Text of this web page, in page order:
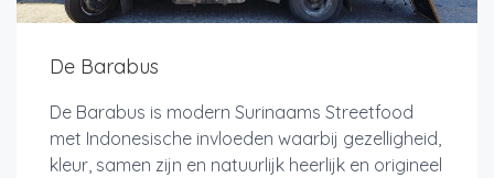
De Barabus
De Barabus is modern Surinaams Streetfood
met Indonesische invloeden waarbij gezelligheid,
kleur, samen zijn en natuurlijk heerlijk en origineel